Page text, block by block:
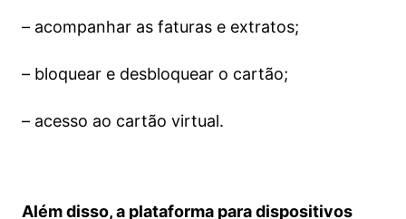
– acompanhar as faturas e extratos;
– bloquear e desbloquear o cartão;
– acesso ao cartão virtual.
Além disso, a plataforma para dispositivos